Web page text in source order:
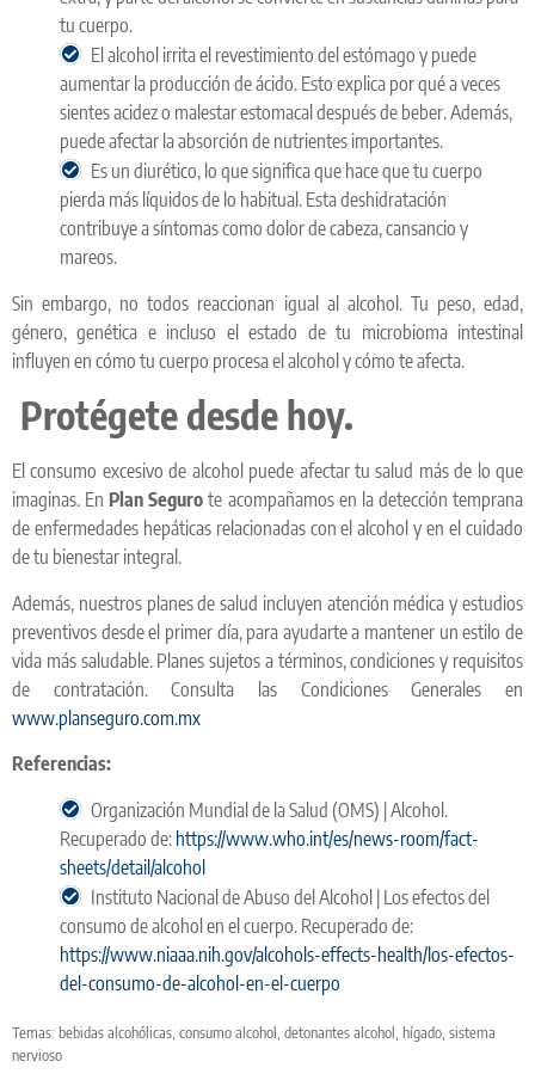
tu cuerpo.
El alcohol irrita el revestimiento del estómago y puede
aumentar la producción de ácido. Esto explica por qué a veces
sientes acidez o malestar estomacal después de beber. Además,
puede afectar la absorción de nutrientes importantes.
Es un diurético, lo que significa que hace que tu cuerpo
pierda más líquidos de lo habitual. Esta deshidratación
contribuye a síntomas como dolor de cabeza, cansancio y
mareos.
Sin embargo, no todos reaccionan igual al alcohol. Tu peso, edad,
género, genética e incluso el estado de tu microbioma intestinal
influyen en cómo tu cuerpo procesa el alcohol y cómo te afecta.
Protégete desde hoy.
El consumo excesivo de alcohol puede afectar tu salud más de lo que
imaginas. En Plan Seguro te acompañamos en la detección temprana
de enfermedades hepáticas relacionadas con el alcohol y en el cuidado
de tu bienestar integral.
Además, nuestros planes de salud incluyen atención médica y estudios
preventivos desde el primer día, para ayudarte a mantener un estilo de
vida más saludable. Planes sujetos a términos, condiciones y requisitos
de contratación. Consulta las Condiciones Generales en
www.planseguro.com.mx
Referencias:
Organización Mundial de la Salud (OMS) | Alcohol.
Recuperado de: https://www.who.int/es/news-room/fact-
sheets/detail/alcohol
Instituto Nacional de Abuso del Alcohol | Los efectos del
consumo de alcohol en el cuerpo. Recuperado de:
https://www.niaaa.nih.gov/alcohols-effects-health/los-efectos-
del-consumo-de-alcohol-en-el-cuerpo
Temas: bebidas alcohólicas, consumo alcohol, detonantes alcohol, hígado, sistema
nervioso